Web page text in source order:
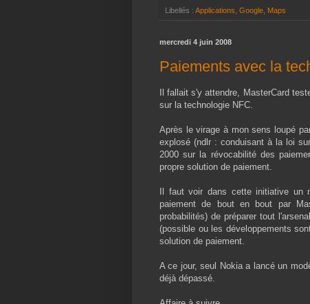
Libellés : Applications Google Maps
mercredi 4 juin 2008
Paiements avec la
Il fallait s'y attendre, MasterCard
sur la technologie NFC.
Après le virage à mon sens loupé
explosé (ndlr : conduisant à la loi
2000 sur la révocabilité des
propre solution de paiement.
Il faut voir dans cette initiative un
paiement de bout en bout par
probabilités) de préparer tout
(possible ou les développements
solution de paiement.
A ce jour, seul Nokia a lancé un
déjà dépassé.